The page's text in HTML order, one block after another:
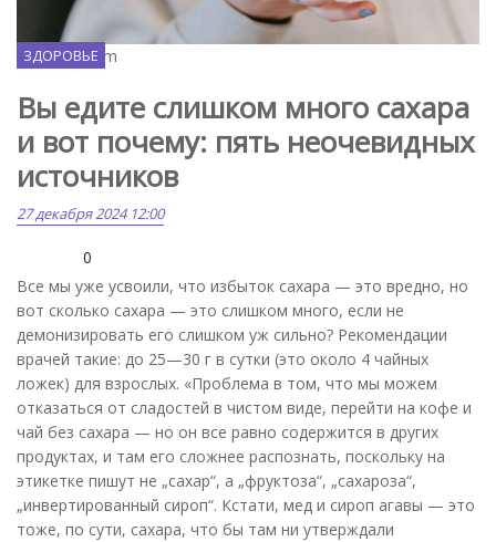
Unsplash.com
ЗДОРОВЬЕ
Вы едите слишком много сахара
и вот почему: пять неочевидных
источников
27 декабря 2024 12:00
0
Все мы уже усвоили, что избыток сахара — это вредно, но
вот сколько сахара — это слишком много, если не
демонизировать его слишком уж сильно? Рекомендации
врачей такие: до 25—30 г в сутки (это около 4 чайных
ложек) для взрослых. «Проблема в том, что мы можем
отказаться от сладостей в чистом виде, перейти на кофе и
чай без сахара — но он все равно содержится в других
продуктах, и там его сложнее распознать, поскольку на
этикетке пишут не „сахар“, а „фруктоза“, „сахароза“,
„инвертированный сироп“. Кстати, мед и сироп агавы — это
тоже, по сути, сахара, что бы там ни утверждали